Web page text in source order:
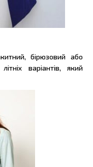
бірюзовий або
варіантів, який